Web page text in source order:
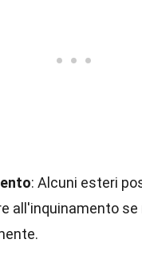
: Alcuni esteri
all'inquinamento